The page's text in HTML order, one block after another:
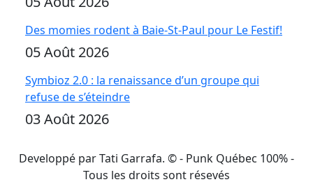
Des momies rodent à Baie-St-Paul pour Le Festif!
05 Août 2026
Symbioz 2.0 : la renaissance d’un groupe qui
refuse de s’éteindre
03 Août 2026
Developpé par Tati Garrafa. ©- Punk Québec 100% -
Tous les droits sont résevés